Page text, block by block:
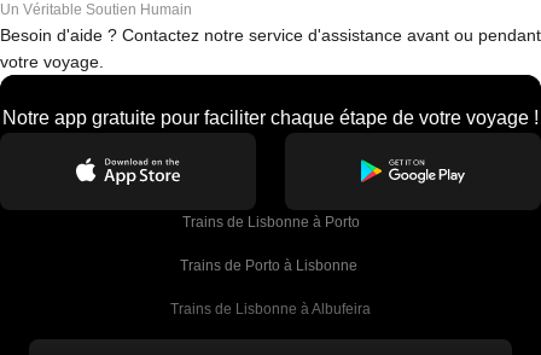
Un Véritable Soutien Humain
Besoin d'aide ? Contactez notre service d'assistance avant ou pendant
votre voyage.
Notre app gratuite pour faciliter chaque étape de votre voyage !
Trains de Lisbonne à Porto
Trains de Porto à Lisbonne
Trains de Lisbonne à Albufeira